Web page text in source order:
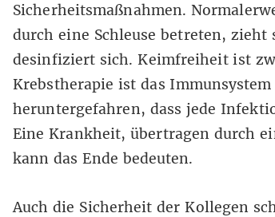
Sicherheitsmaßnahmen.
durch eine Schleuse betreten,
desinfiziert sich. Keimfreiheit ist
Krebstherapie ist das
heruntergefahren, dass jede
Eine Krankheit, übertragen durch
kann das Ende bedeuten.
Auch die Sicherheit der Kollegen